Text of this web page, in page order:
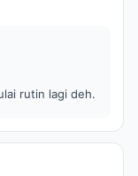
rutin lagi deh.